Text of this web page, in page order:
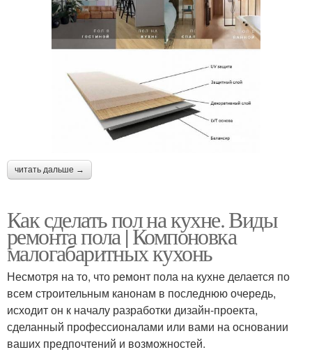
читать дальше →
Как сделать пол на кухне. Виды
ремонта пола | Компоновка
малогабаритных кухонь
Несмотря на то, что ремонт пола на кухне делается по
всем строительным канонам в последнюю очередь,
исходит он к началу разработки дизайн-проекта,
сделанный профессионалами или вами на основании
ваших предпочтений и возможностей.